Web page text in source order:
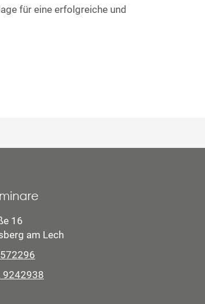
für eine erfolgreiche und
16
am Lech
9242938